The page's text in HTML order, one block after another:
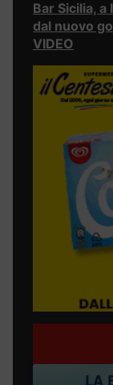
Bar Sicilia,
dal nuovo
VIDEO